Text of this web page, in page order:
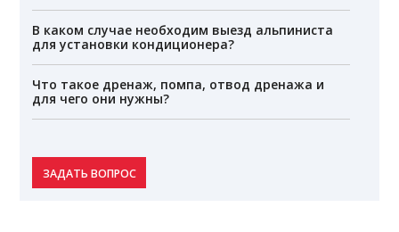
В каком случае необходим выезд альпиниста
для установки кондиционера?
Что такое дренаж, помпа, отвод дренажа и
для чего они нужны?
ЗАДАТЬ ВОПРОС